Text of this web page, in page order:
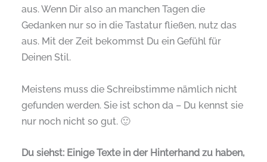
aus. Wenn Dir also an manchen Tagen die
Gedanken nur so in die Tastatur fließen, nutz das
aus. Mit der Zeit bekommst Du ein Gefühl für
Deinen Stil.
Meistens muss die Schreibstimme nämlich nicht
gefunden werden. Sie ist schon da – Du kennst sie
nur noch nicht so gut. 🙂
Du siehst: Einige Texte in der Hinterhand zu haben,